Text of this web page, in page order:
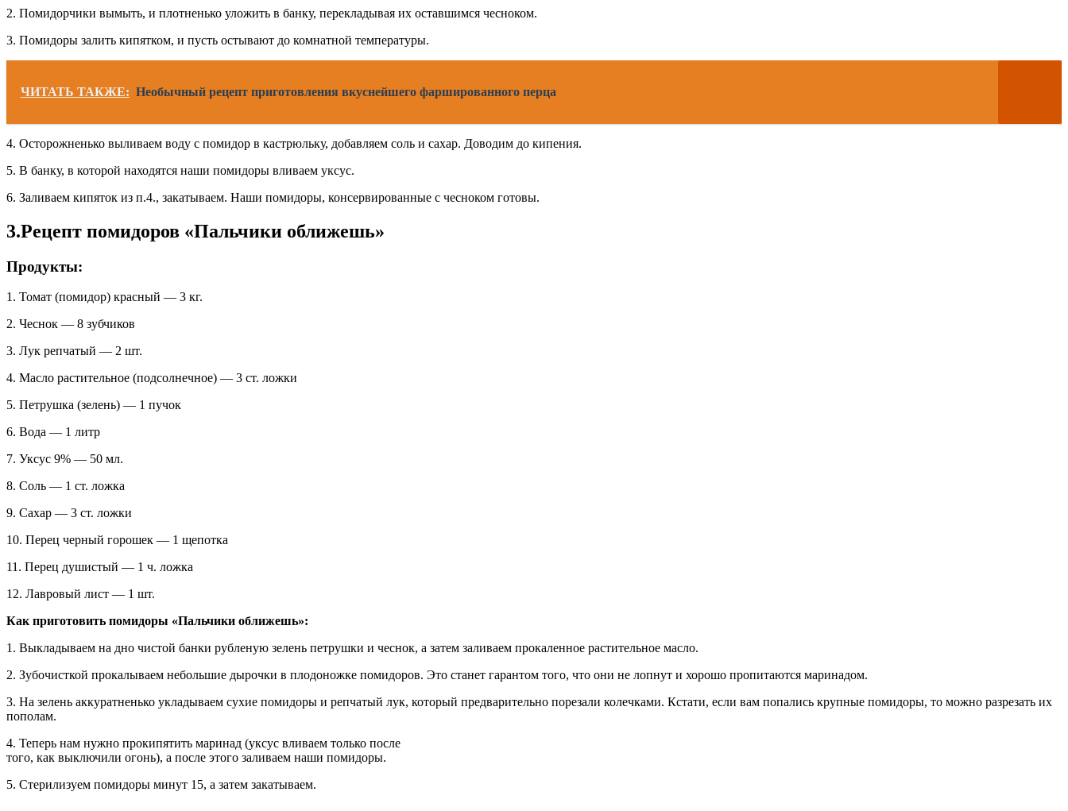
2. Помидорчики вымыть, и плотненько уложить в банку, перекладывая их оставшимся чесноком.
3. Помидоры залить кипятком, и пусть остывают до комнатной температуры.
ЧИТАТЬ ТАКЖЕ: Необычный рецепт приготовления вкуснейшего фаршированного перца
4. Осторожненько выливаем воду с помидор в кастрюльку, добавляем соль и сахар. Доводим до кипения.
5. В банку, в которой находятся наши помидоры вливаем уксус.
6. Заливаем кипяток из п.4., закатываем. Наши помидоры, консервированные с чесноком готовы.
3.Рецепт помидоров «Пальчики оближешь»
Продукты:
1. Томат (помидор) красный — 3 кг.
2. Чеснок — 8 зубчиков
3. Лук репчатый — 2 шт.
4. Масло растительное (подсолнечное) — 3 ст. ложки
5. Петрушка (зелень) — 1 пучок
6. Вода — 1 литр
7. Уксус 9% — 50 мл.
8. Соль — 1 ст. ложка
9. Сахар — 3 ст. ложки
10. Перец черный горошек — 1 щепотка
11. Перец душистый — 1 ч. ложка
12. Лавровый лист — 1 шт.
Как приготовить помидоры «Пальчики оближешь»:
1. Выкладываем на дно чистой банки рубленую зелень петрушки и чеснок, а затем заливаем прокаленное растительное масло.
2. Зубочисткой прокалываем небольшие дырочки в плодоножке помидоров. Это станет гарантом того, что они не лопнут и хорошо пропитаются маринадом.
3. На зелень аккуратненько укладываем сухие помидоры и репчатый лук, который предварительно порезали колечками. Кстати, если вам попались крупные помидоры, то можно разрезать их
пополам.
4. Теперь нам нужно прокипятить маринад (уксус вливаем только после
того, как выключили огонь), а после этого заливаем наши помидоры.
5. Стерилизуем помидоры минут 15, а затем закатываем.